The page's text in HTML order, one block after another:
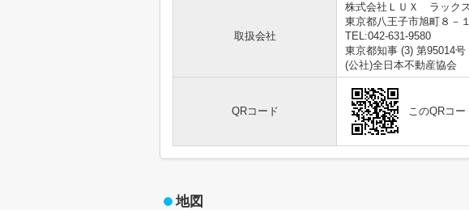
取扱会社
株式会社ＬＵＸ ラック
東京都八王子市旭町８－
TEL:042-631-9580
東京都知事 (3) 第95014号
(公社)全日本不動産協会
QRコード このQRコ
地図